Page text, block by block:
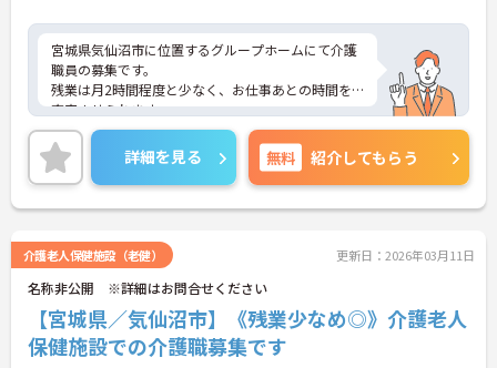
宮城県気仙沼市に位置するグループホームにて介護
職員の募集です。
残業は月2時間程度と少なく、お仕事あとの時間を
充実させられます。
お子様の学校行事などによる休日取得などにも、柔
軟にご対応いただける職場です！
ご興味のある方には、面接対策ポイントなど、さら
に詳細をお話しいたしますので、お気軽にご相談く
ださい。
詳細を見る 無料 紹介してもらう
介護老人保健施設（老健） 更新日：2026年03月11日
名称非公開 ※詳細はお問合せください
【宮城県／気仙沼市】《残業少なめ◎》介護老人
保健施設での介護職募集です